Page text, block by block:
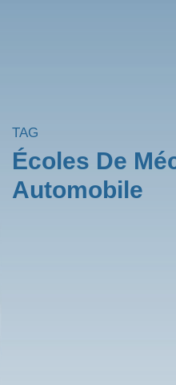
TAG
Écoles De
Automobile